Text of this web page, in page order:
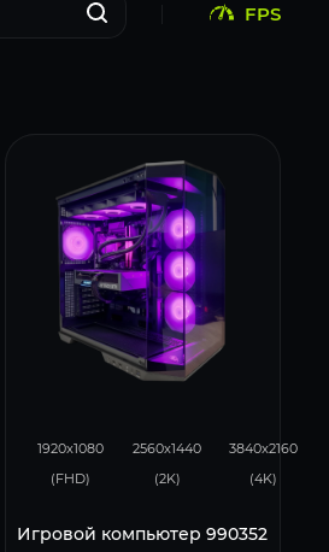
FPS
1920x1080
(FHD)
2560x1440
(2K)
3840x2160
(4K)
Игровой компьютер 990352